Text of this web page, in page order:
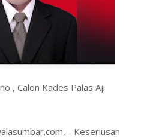
, Calon Kades Palas Aji
- Keseriusan